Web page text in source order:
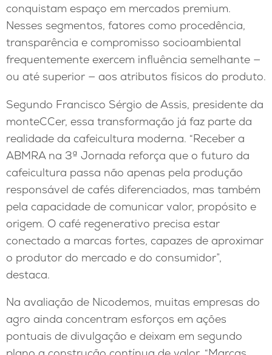
conquistam espaço em mercados premium.
Nesses segmentos, fatores como procedência,
transparência e compromisso socioambiental
frequentemente exercem influência semelhante —
ou até superior — aos atributos físicos do produto.
Segundo Francisco Sérgio de Assis, presidente da
monteCCer, essa transformação já faz parte da
realidade da cafeicultura moderna. “Receber a
ABMRA na 3ª Jornada reforça que o futuro da
cafeicultura passa não apenas pela produção
responsável de cafés diferenciados, mas também
pela capacidade de comunicar valor, propósito e
origem. O café regenerativo precisa estar
conectado a marcas fortes, capazes de aproximar
o produtor do mercado e do consumidor”,
destaca.
Na avaliação de Nicodemos, muitas empresas do
agro ainda concentram esforços em ações
pontuais de divulgação e deixam em segundo